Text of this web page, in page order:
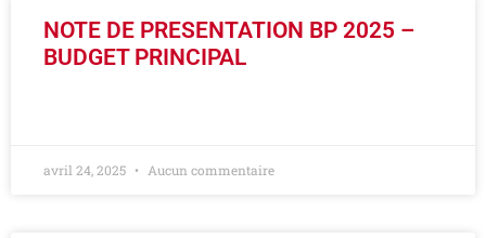
NOTE DE PRESENTATION BP 2025 –
BUDGET PRINCIPAL
avril 24, 2025 Aucun commentaire